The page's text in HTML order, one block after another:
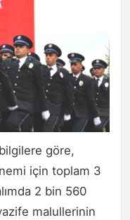
göre,
için toplam 3
2 bin 560
malullerinin